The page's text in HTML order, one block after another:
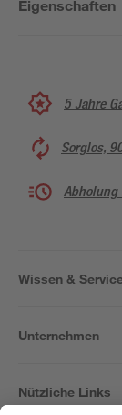
Eigenschaften
5 Jahre
Sorglos,
Abholung
Wissen &
Unternehmen
Nützliche Links